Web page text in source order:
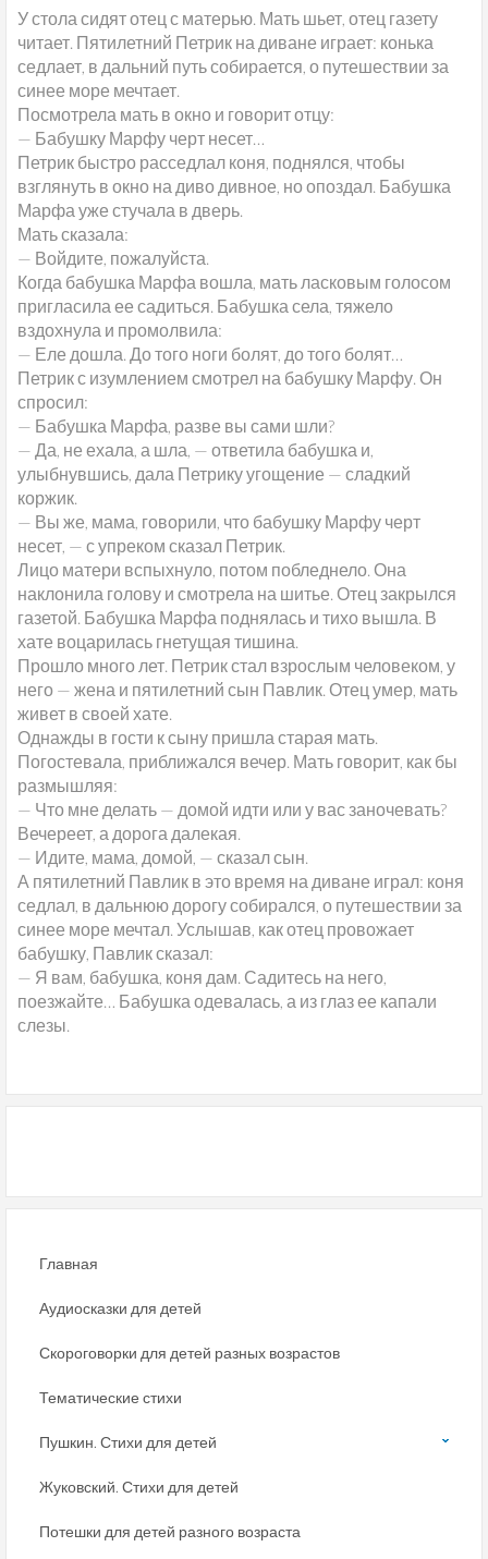
У стола сидят отец с матерью. Мать шьет, отец газету
читает. Пятилетний Петрик на диване играет: конька
седлает, в дальний путь собирается, о путешествии за
синее море мечтает.
Посмотрела мать в окно и говорит отцу:
— Бабушку Марфу черт несет…
Петрик быстро расседлал коня, поднялся, чтобы
взглянуть в окно на диво дивное, но опоздал. Бабушка
Марфа уже стучала в дверь.
Мать сказала:
— Войдите, пожалуйста.
Когда бабушка Марфа вошла, мать ласковым голосом
пригласила ее садиться. Бабушка села, тяжело
вздохнула и промолвила:
— Еле дошла. До того ноги болят, до того болят…
Петрик с изумлением смотрел на бабушку Марфу. Он
спросил:
— Бабушка Марфа, разве вы сами шли?
— Да, не ехала, а шла, — ответила бабушка и,
улыбнувшись, дала Петрику угощение — сладкий
коржик.
— Вы же, мама, говорили, что бабушку Марфу черт
несет, — с упреком сказал Петрик.
Лицо матери вспыхнуло, потом побледнело. Она
наклонила голову и смотрела на шитье. Отец закрылся
газетой. Бабушка Марфа поднялась и тихо вышла. В
хате воцарилась гнетущая тишина.
Прошло много лет. Петрик стал взрослым человеком, у
него — жена и пятилетний сын Павлик. Отец умер, мать
живет в своей хате.
Однажды в гости к сыну пришла старая мать.
Погостевала, приближался вечер. Мать говорит, как бы
размышляя:
— Что мне делать — домой идти или у вас заночевать?
Вечереет, а дорога далекая.
— Идите, мама, домой, — сказал сын.
А пятилетний Павлик в это время на диване играл: коня
седлал, в дальнюю дорогу собирался, о путешествии за
синее море мечтал. Услышав, как отец провожает
бабушку, Павлик сказал:
— Я вам, бабушка, коня дам. Садитесь на него,
поезжайте… Бабушка одевалась, а из глаз ее капали
слезы.
Главная
Аудиосказки для детей
Скороговорки для детей разных возрастов
Тематические стихи
Пушкин. Стихи для детей
Жуковский. Стихи для детей
Потешки для детей разного возраста